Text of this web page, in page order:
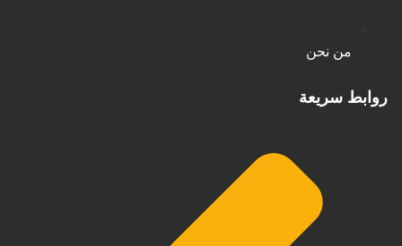
من نحن
روابط سريعة